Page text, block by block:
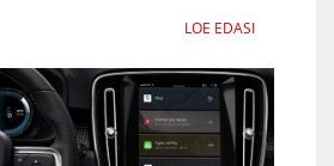
LOE EDASI